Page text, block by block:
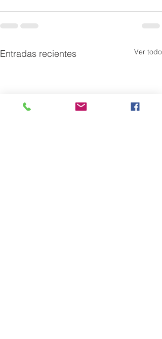
Entradas recientes Ver todo